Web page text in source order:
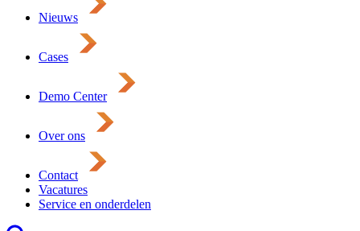
Nieuws
Cases
Demo Center
Over ons
Contact
Vacatures
Service en onderdelen